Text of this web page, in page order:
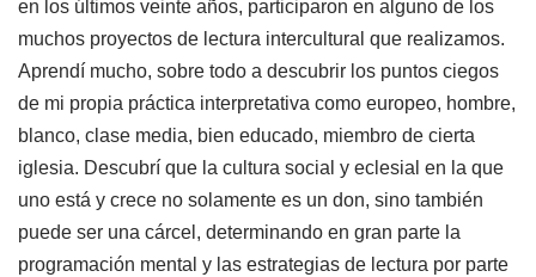
en los últimos veinte años, participaron en alguno de los
muchos proyectos de lectura intercultural que realizamos.
Aprendí mucho, sobre todo a descubrir los puntos ciegos
de mi propia práctica interpretativa como europeo, hombre,
blanco, clase media, bien educado, miembro de cierta
iglesia. Descubrí que la cultura social y eclesial en la que
uno está y crece no solamente es un don, sino también
puede ser una cárcel, determinando en gran parte la
programación mental y las estrategias de lectura por parte